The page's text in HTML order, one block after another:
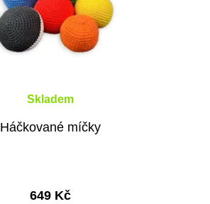
Skladem
Háčkované míčky
649 Kč